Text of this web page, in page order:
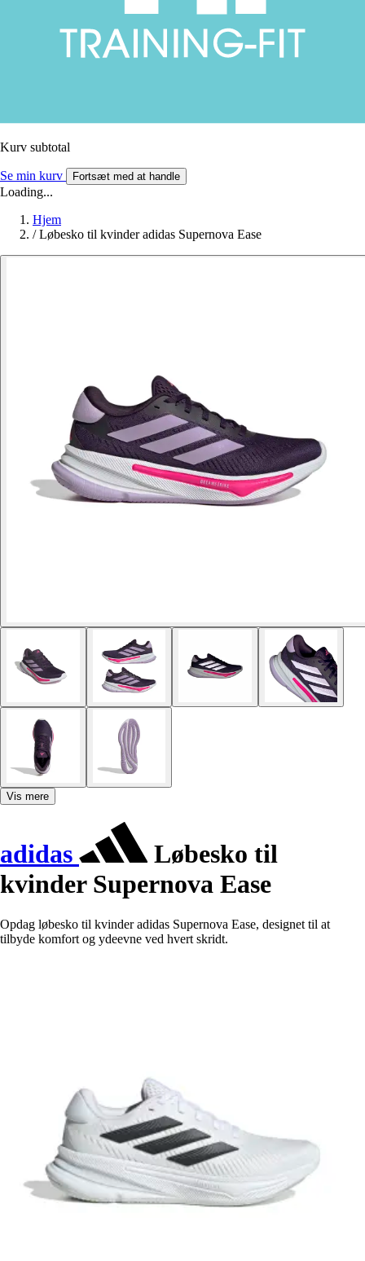
Kurv subtotal
Se min kurv Fortsæt med at handle
Loading...
Hjem
/ Løbesko til kvinder adidas Supernova Ease
Vis mere
adidas
Løbesko til
kvinder Supernova Ease
Opdag løbesko til kvinder adidas Supernova Ease, designet til at
tilbyde komfort og ydeevne ved hvert skridt.